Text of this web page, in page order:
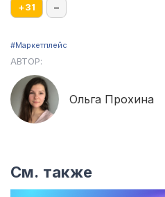
+31 –
#Маркетплейс
АВТОР:
Ольга Прохина
См. также